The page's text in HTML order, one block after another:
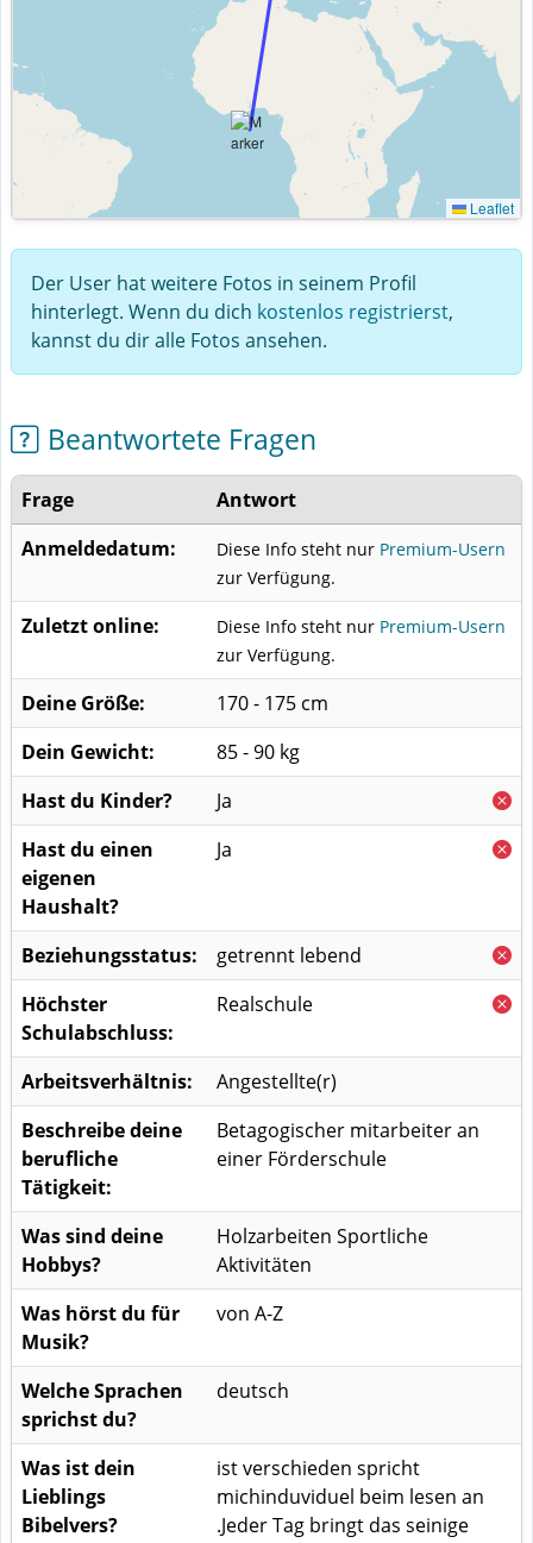
Leaflet
Der User hat weitere Fotos in seinem Profil
hinterlegt. Wenn du dich kostenlos registrierst,
kannst du dir alle Fotos ansehen.
Beantwortete Fragen
Frage
Antwort
Anmeldedatum:
Diese Info steht nur Premium-Usern
zur Verfügung.
Zuletzt online: Diese Info steht nur Premium-Usern
zur Verfügung.
Deine Größe:
170 - 175 cm
Dein Gewicht:
85 - 90 kg
Hast du Kinder?
Ja
Hast du einen
eigenen
Haushalt?
Ja
Beziehungsstatus:
getrennt lebend
Höchster
Schulabschluss:
Realschule
Arbeitsverhältnis:
Angestellte(r)
Beschreibe deine
berufliche
Tätigkeit:
Betagogischer mitarbeiter an
einer Förderschule
Was sind deine
Hobbys?
Holzarbeiten Sportliche
Aktivitäten
Was hörst du für
Musik?
von A-Z
Welche Sprachen
sprichst du?
deutsch
Was ist dein
Lieblings
Bibelvers?
ist verschieden spricht
michinduviduel beim lesen an
.Jeder Tag bringt das seinige